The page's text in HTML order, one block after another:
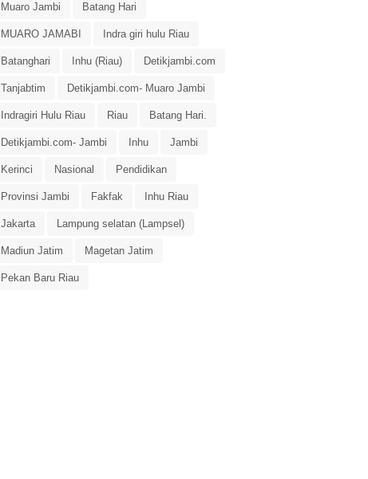
Muaro Jambi Batang Hari
MUARO JAMABI Indra giri hulu Riau
Batanghari Inhu (Riau) Detikjambi.com
Tanjabtim Detikjambi.com- Muaro Jambi
Indragiri Hulu Riau Riau Batang Hari.
Detikjambi.com- Jambi Inhu Jambi
Kerinci Nasional Pendidikan
Provinsi Jambi Fakfak Inhu Riau
Jakarta Lampung selatan (Lampsel)
Madiun Jatim Magetan Jatim
Pekan Baru Riau